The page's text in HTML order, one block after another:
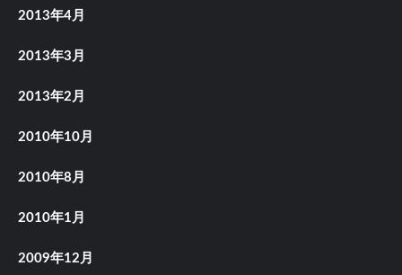
2013年4月
2013年3月
2013年2月
2010年10月
2010年8月
2010年1月
2009年12月